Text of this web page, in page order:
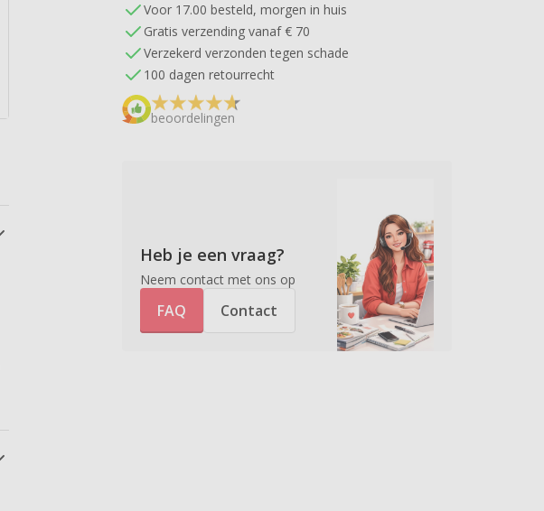
Voor 17.00 besteld, morgen in huis
Gratis verzending vanaf € 70
Verzekerd verzonden tegen schade
100 dagen retourrecht
beoordelingen
Heb je een vraag?
Neem contact met ons op
FAQ Contact